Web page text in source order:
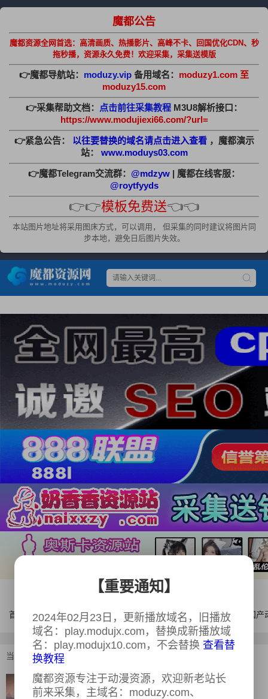
魔都公告
魔都资源全网首选：高清画质、热播影片、高峰不卡、回国优化CDN、秒
拖秒播，资源永久免费！欢迎采集，采集送模版
👉魔都导航站： moduzy.vip 备用域名： moduzy1.com 至
moduzy15.com
👉采集帮助文档： 点击前往采集教程 M3U8解析接口：
https://www.modujiexi66.com/?url=
👉紧急公告： 以往要替换的域名请点击进入查看 ，魔都演示
站：
www.moduys03.com
👉魔都Telegram交流群： @mdzyw | 魔都在线客服：
@roytfyyds
👉👉模板免费送👈👈
本站图片地址将采用图床方式，可以调用， 但采集的同时建议将图片同
步本地，避免日后图片失效。
首页 电影 连续剧 综艺 体育 AI漫剧 国
当前位置： 首页
迷失世界
正片
【重要通知】
2024年02月23日，更新播放域名，旧播放
域名：play.modujx.com，替换成新播放域
名：play.modujx10.com，不会替换 查看替
换教程
魔都资源专注于动漫资源，欢迎新老站长
前来采集，主域名：moduzy.com、